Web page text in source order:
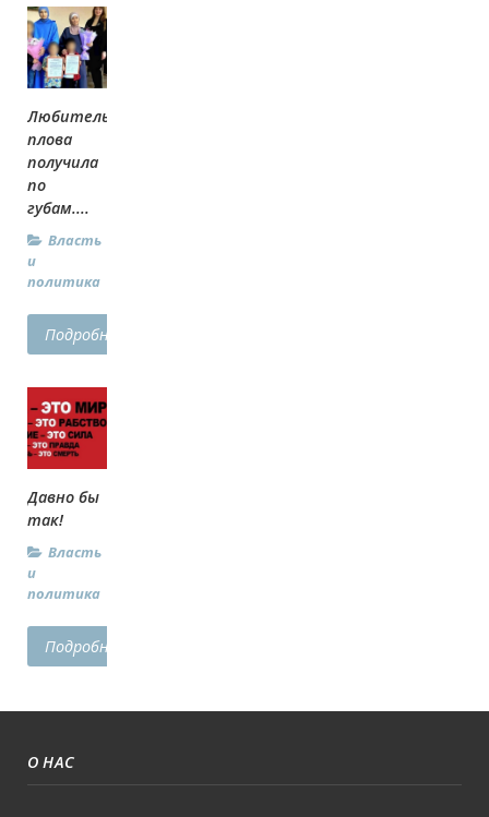
Любительница
плова
получила
по
губам....
Власть
и
политика
Подробнее...
Давно бы
так!
Власть
и
политика
Подробнее...
О НАС